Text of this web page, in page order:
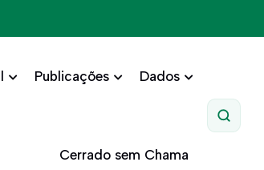
Publicações Dados
Cerrado sem Chama